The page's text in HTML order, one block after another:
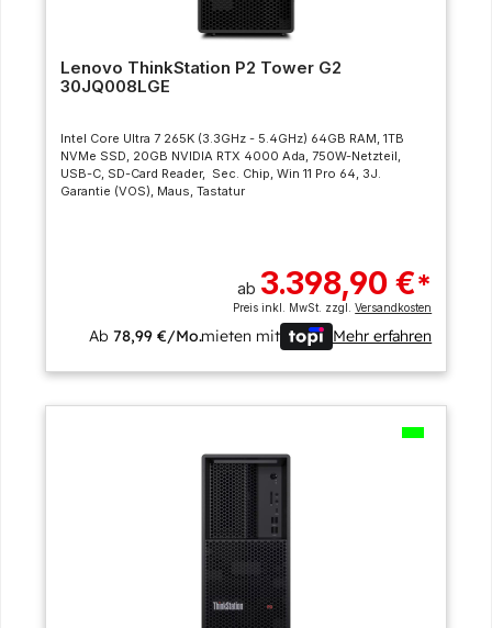
Lenovo ThinkStation P2 Tower G2
30JQ008LGE
Intel Core Ultra 7 265K (3.3GHz - 5.4GHz) 64GB RAM, 1TB
NVMe SSD, 20GB NVIDIA RTX 4000 Ada, 750W-Netzteil,
USB-C, SD-Card Reader, Sec. Chip, Win 11 Pro 64, 3J.
Garantie (VOS), Maus, Tastatur
ab 3.398,90 €*
Preis inkl. MwSt. zzgl.Versandkosten
Ab78,99 €/Mo.mieten mit Mehr erfahren